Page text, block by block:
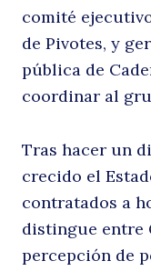
comité
de Pivotes, y
pública de
coordinar al
Tras hacer un
crecido el
contratados a
distingue entre
percepción de